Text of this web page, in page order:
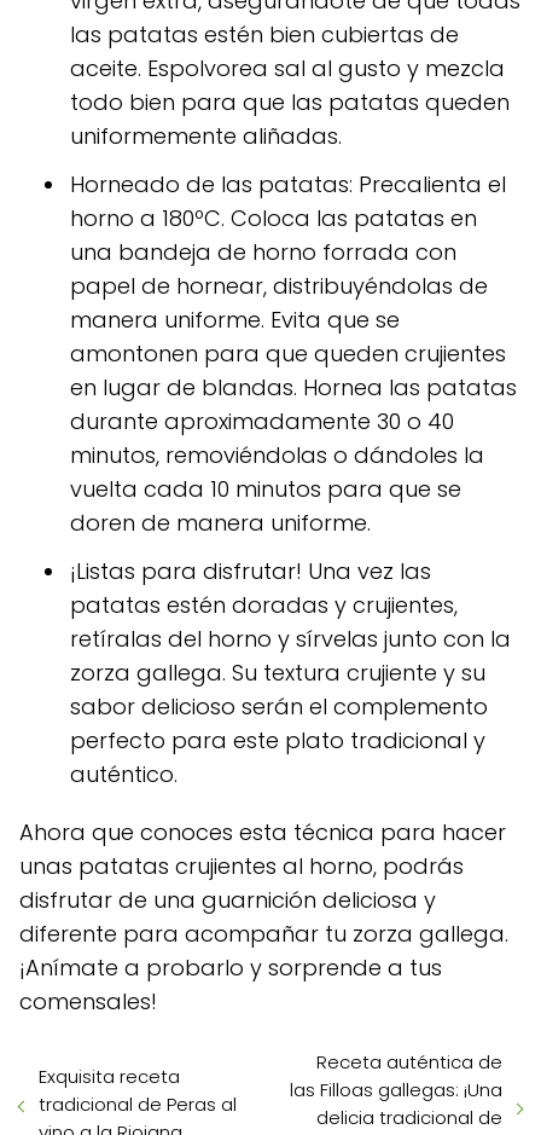
las patatas estén bien cubiertas de
aceite. Espolvorea sal al gusto y mezcla
todo bien para que las patatas queden
uniformemente aliñadas.
Horneado de las patatas: Precalienta el
horno a 180ºC. Coloca las patatas en
una bandeja de horno forrada con
papel de hornear, distribuyéndolas de
manera uniforme. Evita que se
amontonen para que queden crujientes
en lugar de blandas. Hornea las patatas
durante aproximadamente 30 o 40
minutos, removiéndolas o dándoles la
vuelta cada 10 minutos para que se
doren de manera uniforme.
¡Listas para disfrutar! Una vez las
patatas estén doradas y crujientes,
retíralas del horno y sírvelas junto con la
zorza gallega. Su textura crujiente y su
sabor delicioso serán el complemento
perfecto para este plato tradicional y
auténtico.
Ahora que conoces esta técnica para hacer
unas patatas crujientes al horno, podrás
disfrutar de una guarnición deliciosa y
diferente para acompañar tu zorza gallega.
¡Anímate a probarlo y sorprende a tus
comensales!
Exquisita receta
tradicional de Peras al
Receta auténtica de
las Filloas gallegas: ¡Una
delicia tradicional de